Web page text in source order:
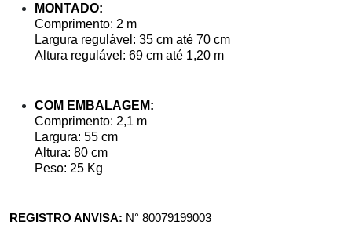
MONTADO:
Comprimento: 2 m
Largura regulável: 35 cm até 70 cm
Altura regulável: 69 cm até 1,20 m
COM EMBALAGEM:
Comprimento: 2,1 m
Largura: 55 cm
Altura: 80 cm
Peso: 25 Kg
REGISTRO ANVISA: N° 80079199003